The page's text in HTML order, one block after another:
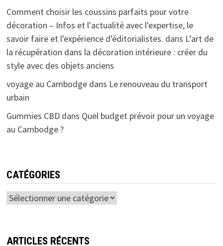
Comment choisir les coussins parfaits pour votre
décoration – Infos et l'actualité avec l'expertise, le
savoir faire et l'expérience d'éditorialistes. dans L’art de
la récupération dans la décoration intérieure : créer du
style avec des objets anciens
voyage au Cambodgedans Le renouveau du transport
urbain
Gummies CBDdans Quel budget prévoir pour un voyage
au Cambodge ?
CATÉGORIES
Catégories
ARTICLES RÉCENTS